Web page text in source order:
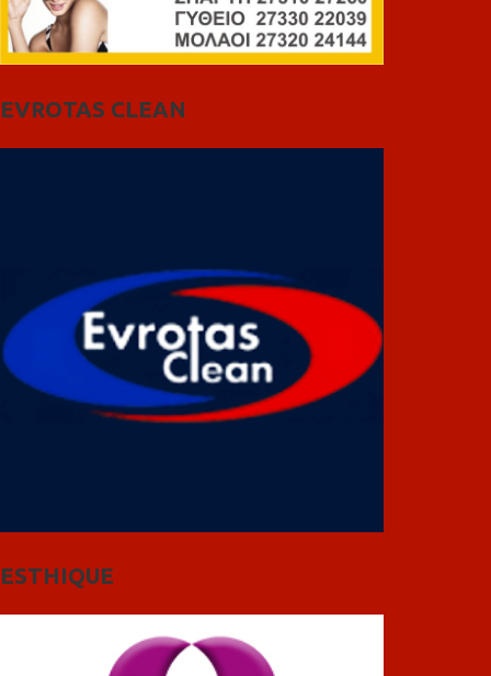
EVROTAS CLEAN
ESTHIQUE